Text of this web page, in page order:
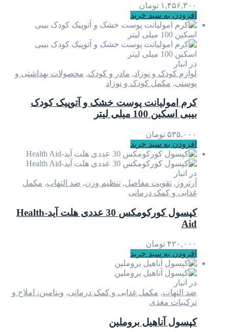
۱,۴۵۶,۳۰۰ تومان
افزودن به سبد خرید
در انبار
لوازم کودک و نوزاد, مادر و کودک, محصولات بهداشتی و
پوستی, مکمل کودک و نوزاد
کرم امولیانت پوست خشک و آتوپیک کودک
بیبی اسکین 100 میلی لیتر
۵۳۵,۰۰۰ تومان
افزودن به سبد خرید
در انبار
آرتروز , تقویت مفاصل, تنظیم وزن, ضد التهاب, مکمل
غذایی و کمک درمانی
کپسول کورکومکس 30 عددی هلت آید-Health
Aid
۴۲۰,۰۰۰ تومان
افزودن به سبد خرید
در انبار
ضد التهاب, مکمل غذایی و کمک درمانی, ویتامین، املاح و
ترکیبات مغذی
کپسول آناهیل بروملین